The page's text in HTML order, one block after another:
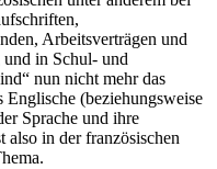
Arbeitsverträgen und
und in Schul- und
nun nicht mehr das
Englische (beziehungsweise
Sprache und ihre
also in der französischen